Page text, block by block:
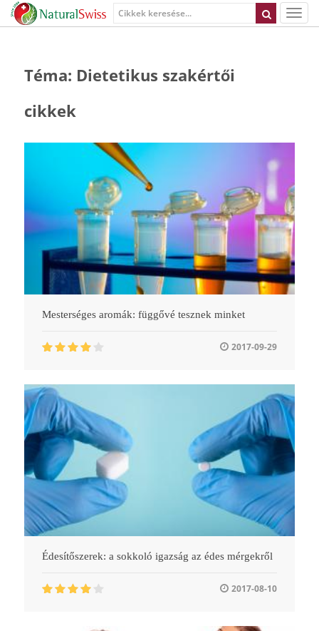
Téma: Dietetikus szakértői
cikkek
Mesterséges aromák: függővé tesznek minket
2017-09-29
Édesítőszerek: a sokkoló igazság az édes mérgekről
2017-08-10